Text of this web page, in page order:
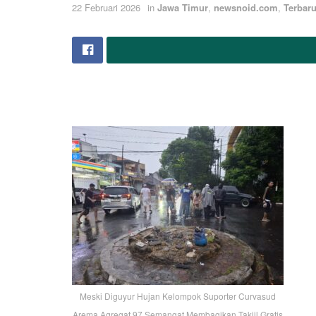
22 Februari 2026 in Jawa Timur, newsnoid.com, Terbaru
Meski Diguyur Hujan Kelompok Suporter Curvasud